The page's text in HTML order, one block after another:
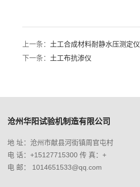
上一条： 土工合成材料耐静水压测定仪
下一条： 土工布抗渗仪
沧州华阳试验机制造有限公司
地 址：沧州市献县河街镇周官屯村
电 话：+15127715300 传 真：+
电 邮： 1014651533@qq.com